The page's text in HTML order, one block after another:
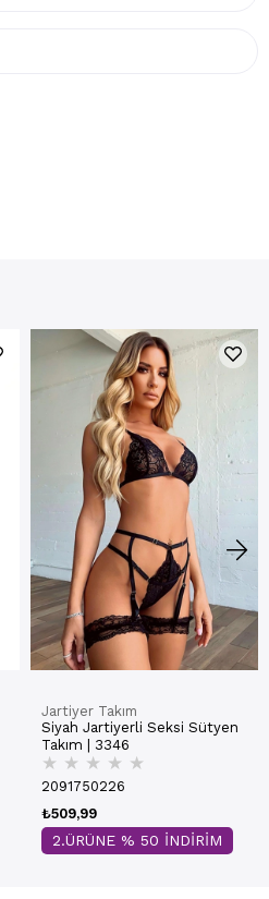
Jartiyer Takım
Siyah Jartiyerli Seksi Sütyen
Takım | 3346
★ ★ ★ ★ ★
2091750226
₺509,99
2.ÜRÜNE % 50 İNDİRİM